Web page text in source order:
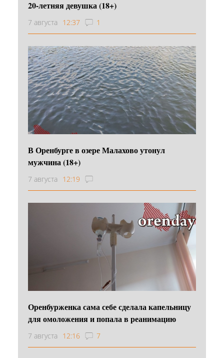
20-летняя девушка (18+)
7 августа 12:37 1
В Оренбурге в озере Малахово утонул
мужчина (18+)
7 августа 12:19
Оренбурженка сама себе сделала капельницу
для омоложения и попала в реанимацию
7 августа 12:16 7